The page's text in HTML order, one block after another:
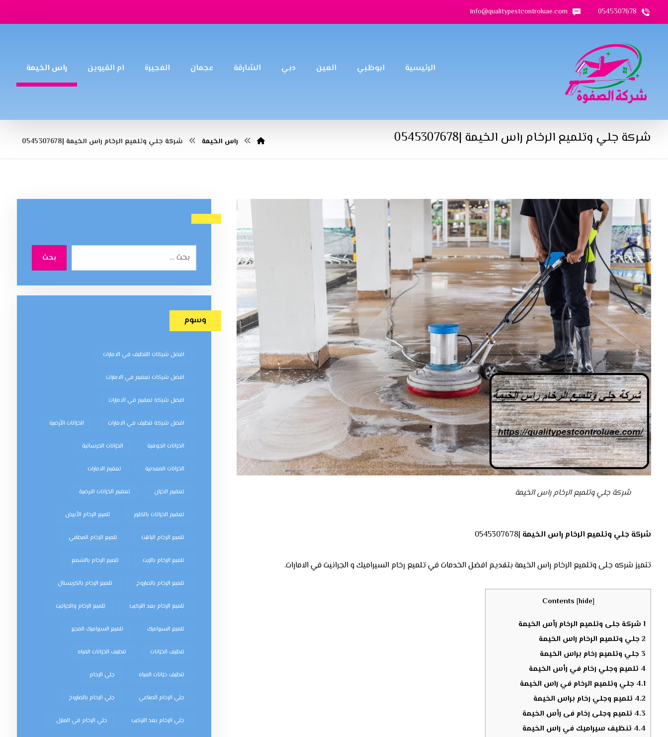
0545307678
info@qualitypestcontroluae.com
الرئيسية ابوظبي العين دبي الشارقة عجمان الفجيرة ام القيوين راس الخيمة
شركة جلي وتلميع الرخام راس الخيمة |0545307678 راس الخيمة شركة جلي وتلميع الرخام راس الخيمة |0545307678
شركة جلي وتلميع الرخام راس الخيمة
شركة جلي وتلميع الرخام راس الخيمة |0545307678
تتميز شركه جلى وتلميع الرخام راس الخيمة بتقديم افضل الخدمات في تلميع رخام السيراميك و الجرانيت في الامارات.
Contents [hide]
1شركة جلى وتلميع الرخام رأس الخيمة
2جلي وتلميع الرخام راس الخيمة
3جلي وتلميع رخام براس الخيمة
4 تلميع وجلي رخام في رأس الخيمة
4.1 جلي وتلميع الرخام في راس الخيمة
4.2 تلميع وجلي رخام براس الخيمة
4.3 تلميع وجلى رخام فى رأس الخيمة
4.4 تنظيف سيراميك في راس الخيمة
بحث
وسوم
افضل شركات التنظيف في الامارات
افضل شركات تعقيم في الامارات
افضل شركة تعقيم في الامارات
افضل شركة تنظيف في الامارات الخزانات الأرضية
الخزانات الجوفية الخزانات الخرسانية
الخزانات المعدنية تعقيم الامارات
تعقيم الخزان تعقيم الخزانات الارضية
تعقيم الخزانات بالكلور تلميع الرخام الأبيض
تلميع الرخام الباهت تلميع الرخام المطفي
تلميع الرخام بالزيت تلميع الرخام بالشمع
تلميع الرخام بالصاروخ تلميع الرخام بالكريستال
تلميع الرخام بعد التركيب تلميع الرخام والجرانيت
تلميع السيراميك تلميع السيراميك المجير
تنظيف الخزانات تنظيف الخزانات المياه
تنظيف خزانات المياه جلي الرخام
جلي الرخام الصناعي جلي الرخام بالصاروخ
جلي الرخام بعد التركيب جلي الرخام في المنزل